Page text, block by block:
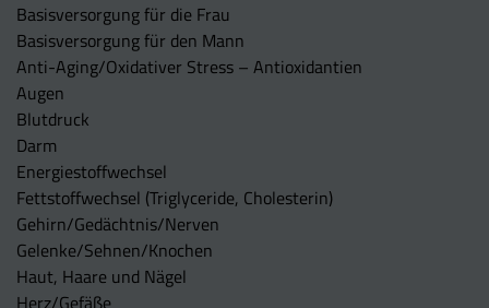
Basisversorgung für die Frau
Basisversorgung für den Mann
Anti-Aging/Oxidativer Stress – Antioxidantien
Augen
Blutdruck
Darm
Energiestoffwechsel
Fettstoffwechsel (Triglyceride, Cholesterin)
Gehirn/Gedächtnis/Nerven
Gelenke/Sehnen/Knochen
Haut, Haare und Nägel
Herz/Gefäße